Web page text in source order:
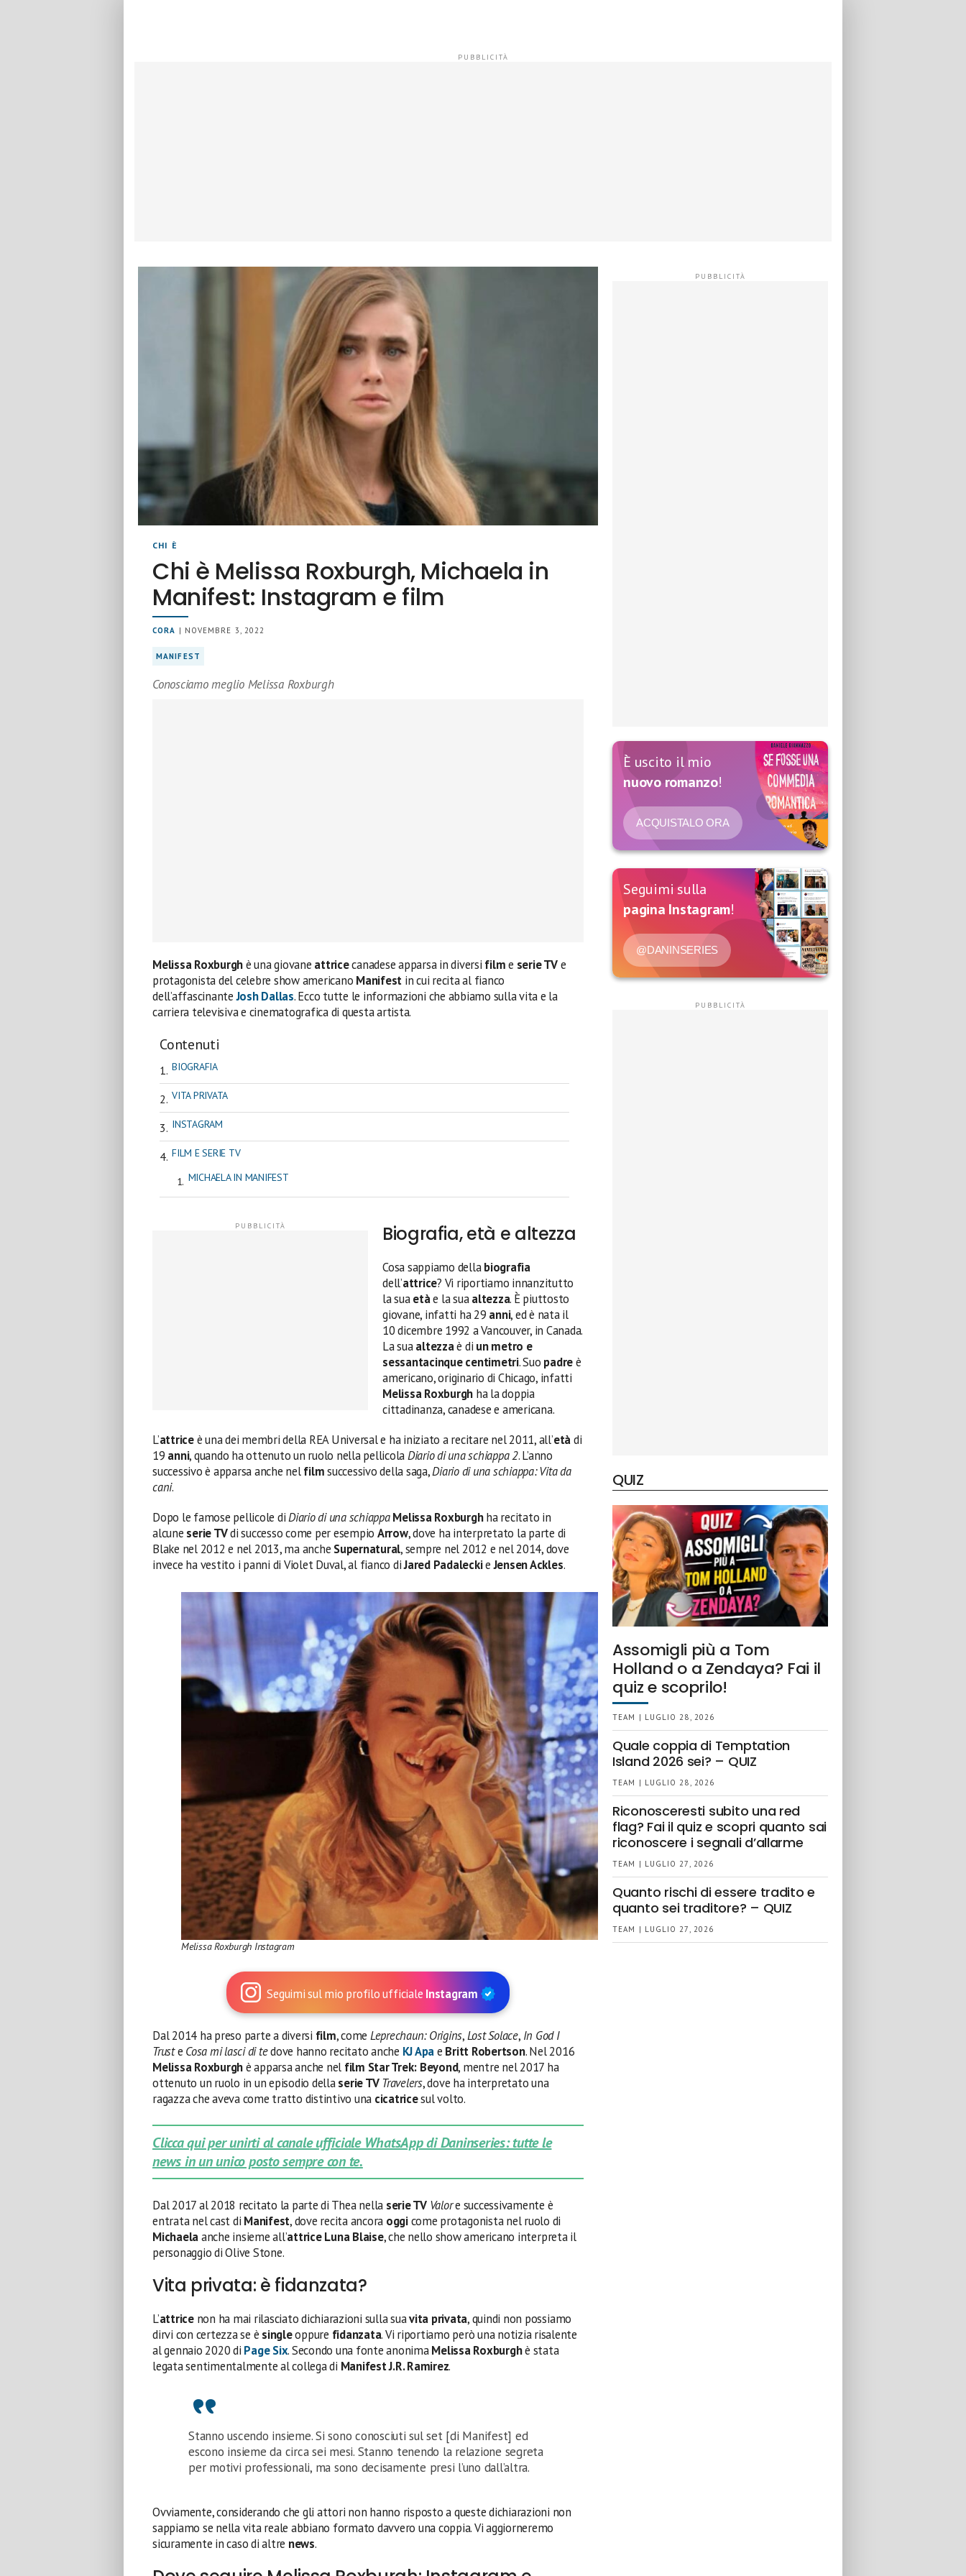
CHI È
Chi è Melissa Roxburgh, Michaela in
Manifest: Instagram e film
CORA | NOVEMBRE 3, 2022
MANIFEST
Conosciamo meglio Melissa Roxburgh
Melissa Roxburghè una giovane attricecanadese apparsa in diversi filme serie TVe
protagonista del celebre show americano Manifest in cui recita al fianco
dell’affascinanteJosh Dallas. Ecco tutte le informazioni che abbiamo sulla vita e la
carriera televisiva e cinematografica di questa artista.
Contenuti
BIOGRAFIA
VITA PRIVATA
INSTAGRAM
FILM E SERIE TV
MICHAELA IN MANIFEST
Biografia, età e altezza
Cosa sappiamo dellabiografia
dell’attrice? Vi riportiamo innanzitutto
la suaetàe la suaaltezza. È piuttosto
giovane, infatti ha 29 anni, ed è nata il
10 dicembre 1992 a Vancouver, in Canada.
La suaaltezzaè di un metro e
sessantacinque centimetri. Suo padreè
americano, originario di Chicago, infatti
Melissa Roxburgh ha la doppia
cittadinanza, canadese e americana.
L’attriceè una dei membri della REA Universal e ha iniziato a recitare nel 2011, all’etàdi
19 anni, quando ha ottenuto un ruolo nella pellicolaDiario di una schiappa 2. L’anno
successivo è apparsa anche nelfilmsuccessivo della saga,Diario di una schiappa: Vita da
cani.
Dopo le famose pellicole diDiario di una schiappaMelissa Roxburghha recitato in
alcune serie TVdi successo come per esempio Arrow, dove ha interpretato la parte di
Blake nel 2012 e nel 2013, ma anche Supernatural, sempre nel 2012 e nel 2014, dove
invece ha vestito i panni di Violet Duval, al fianco diJared PadaleckieJensen Ackles.
Melissa Roxburgh Instagram
Seguimi sul mio profilo ufficiale Instagram
Dal 2014 ha preso parte a diversi film, come Leprechaun: Origins,Lost Solace, In God I
Truste Cosa mi lasci di tedove hanno recitato anche KJ Apae Britt Robertson. Nel 2016
Melissa Roxburghè apparsa anche nel film Star Trek: Beyond, mentre nel 2017 ha
ottenuto un ruolo in un episodio dellaserie TV Travelers, dove ha interpretato una
ragazza che aveva come tratto distintivo una cicatricesul volto.
Clicca qui per unirti al canale ufficiale WhatsApp di Daninseries: tutte le
news in un unico posto sempre con te.
Dal 2017 al 2018 recitato la parte di Thea nella serie TV Valore successivamente è
entrata nel cast di Manifest, dove recita ancora oggicome protagonista nel ruolo di
Michaelaanche insieme all’attriceLuna Blaise, che nello show americano interpreta il
personaggio di Olive Stone.
Vita privata: è fidanzata?
L’attricenon ha mai rilasciato dichiarazioni sulla suavita privata, quindi non possiamo
dirvi con certezza se è singleoppure fidanzata. Vi riportiamo però una notizia risalente
al gennaio 2020 di Page Six. Secondo una fonte anonimaMelissa Roxburghè stata
legata sentimentalmente al collega di ManifestJ.R. Ramirez.
Stanno uscendo insieme. Si sono conosciuti sul set [di Manifest] ed
escono insieme da circa sei mesi. Stanno tenendo la relazione segreta
per motivi professionali, ma sono decisamente presi l’uno dall’altra.
Ovviamente, considerando che gli attori non hanno risposto a queste dichiarazioni non
sappiamo se nella vita reale abbiano formato davvero una coppia. Vi aggiorneremo
sicuramente in caso di altre news.
È uscito il mio
nuovo romanzo!
ACQUISTALO ORA
Seguimi sulla
pagina Instagram!
@DANINSERIES
QUIZ
Assomigli più a Tom
Holland o a Zendaya? Fai il
quiz e scoprilo!
TEAM | LUGLIO 28, 2026
Quale coppia di Temptation
Island 2026 sei? – QUIZ
TEAM | LUGLIO 28, 2026
Riconosceresti subito una red
flag? Fai il quiz e scopri quanto sai
riconoscere i segnali d’allarme
TEAM | LUGLIO 27, 2026
Quanto rischi di essere tradito e
quanto sei traditore? – QUIZ
TEAM | LUGLIO 27, 2026